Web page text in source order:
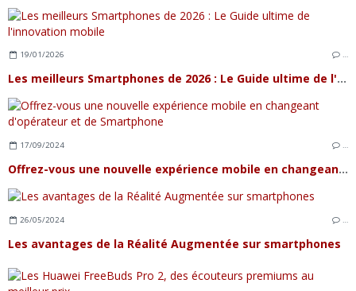
19/01/2026 …
Les meilleurs Smartphones de 2026 : Le Guide ultime de l'innovation mobile
17/09/2024 …
Offrez-vous une nouvelle expérience mobile en changeant d'opérateur et de Smartphone
26/05/2024 …
Les avantages de la Réalité Augmentée sur smartphones